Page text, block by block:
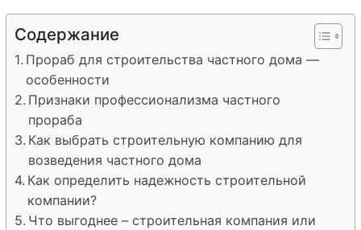
Содержание
Прораб для строительства частного дома —
особенности
Признаки профессионализма частного
прораба
Как выбрать строительную компанию для
возведения частного дома
Как определить надежность строительной
компании?
Что выгоднее – строительная компания или